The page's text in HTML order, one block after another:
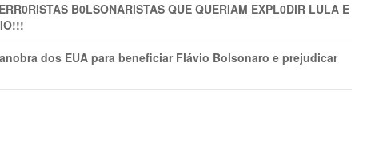
B0LSONARlSTAS QUE QUERIAM EXPL0DlR LULA E
dos EUA para beneficiar Flávio Bolsonaro e prejudicar